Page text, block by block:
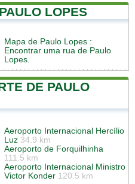
LOPES
Mapa de Paulo Lopes :
Encontrar uma rua de Paulo
Lopes.
DE PAULO
Aeroporto Internacional Hercílio
Luz 34.9 km
Aeroporto de Forquilhinha
111.5 km
Aeroporto Internacional Ministro
Victor Konder 120.5 km